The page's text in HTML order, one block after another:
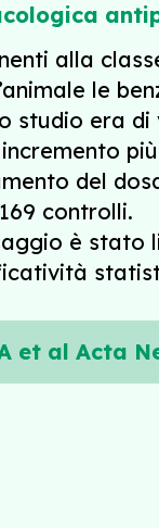
alla
le
studio era
del
controlli.
è
et al Acta